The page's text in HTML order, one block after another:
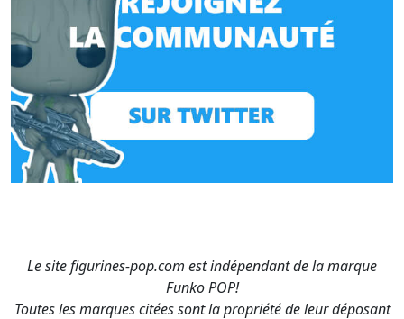
Le site figurines-pop.com est indépendant de la marque
Funko POP!
Toutes les marques citées sont la propriété de leur déposant